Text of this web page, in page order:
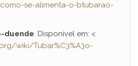
se-alimenta-o-btubarao-
duende. Disponível em: <
wiki/Tubar%C3%A3o-